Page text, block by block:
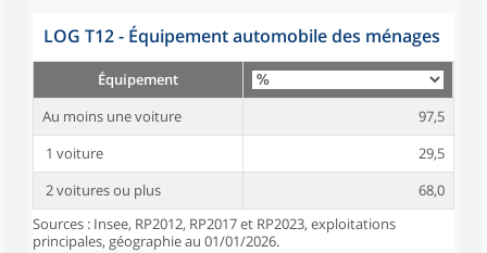
LOG T12 - Équipement automobile des ménages
Équipement
Au moins une voiture
97,5
1 voiture
29,5
2 voitures ou plus
68,0
Sources : Insee, RP2012, RP2017 et RP2023, exploitations
principales, géographie au 01/01/2026.